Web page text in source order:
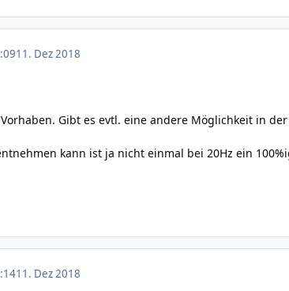
11. Dez 2018
Gibt es evtl. eine andere Möglichkeit in
kann ist ja nicht einmal bei 20Hz ein
11. Dez 2018